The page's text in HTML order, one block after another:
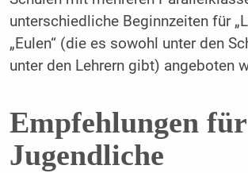
unterschiedliche Beginnzeiten für
„Eulen“ (die es sowohl unter den
unter den Lehrern gibt) angeboten
Empfehlungen für
Jugendliche